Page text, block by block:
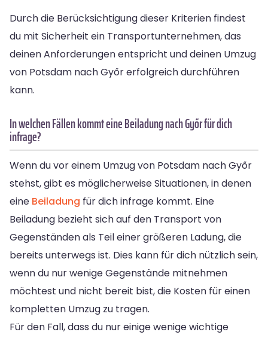
Durch die Berücksichtigung dieser Kriterien findest
du mit Sicherheit ein Transportunternehmen, das
deinen Anforderungen entspricht und deinen Umzug
von Potsdam nach Győr erfolgreich durchführen
kann.
In welchen Fällen kommt eine Beiladung nach Győr für dich
infrage?
Wenn du vor einem Umzug von Potsdam nach Győr
stehst, gibt es möglicherweise Situationen, in denen
eine Beiladung für dich infrage kommt. Eine
Beiladung bezieht sich auf den Transport von
Gegenständen als Teil einer größeren Ladung, die
bereits unterwegs ist. Dies kann für dich nützlich sein,
wenn du nur wenige Gegenstände mitnehmen
möchtest und nicht bereit bist, die Kosten für einen
kompletten Umzug zu tragen.
Für den Fall, dass du nur einige wenige wichtige